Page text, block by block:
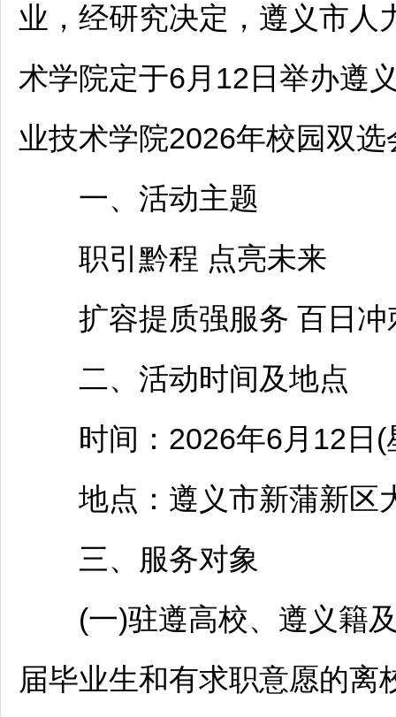
业，经研究决定， 遵义市人
术学院定于6月12日举办遵
业技术学院2026年校园双
一、活动主题
职引黔程 点亮未来
扩容提质强服务 百日冲
二、活动时间及地点
时间：2026年6月12日(
地点： 遵义市新蒲新区
三、服务对象
(一)驻遵高校、 遵义籍
届毕业生和有求职意愿的离